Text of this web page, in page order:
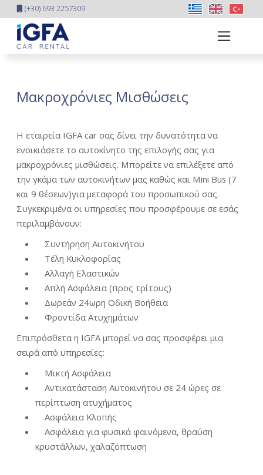
(+30) 693 2257309
Μακροχρόνιες Μισθώσεις
Η εταιρεία IGFA car σας δίνει την δυνατότητα να
ενοικιάσετε το αυτοκίνητο της επιλογής σας για
μακροχρόνιες μισθώσεις. Μπορείτε να επιλέξετε από
την γκάμα των αυτοκινήτων μας καθώς και Mini Bus (7
και 9 θέσεων)για μεταφορά του προσωπικού σας.
Συγκεκριμένα οι υπηρεσίες που προσφέρουμε σε εσάς
περιλαμβάνουν:
Συντήρηση Αυτοκινήτου
Τέλη Κυκλοφορίας
Αλλαγή Ελαστικών
Απλή Ασφάλεια (προς τρίτους)
Δωρεάν 24ωρη Οδική Βοήθεια
Φροντίδα Ατυχημάτων
Επιπρόσθετα η IGFA μπορεί να σας προσφέρει μια
σειρά από υπηρεσίες:
Μικτή Ασφάλεια
Αντικατάσταση Αυτοκινήτου σε 24 ώρες σε
περίπτωση ατυχήματος
Ασφάλεια Κλοπής
Ασφάλεια για φυσικά φαινόμενα, θραύση
κρυστάλλων, χαλαζόπτωση